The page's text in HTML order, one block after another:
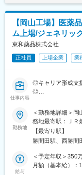
変更の範囲：会社
薬品の承認を取
■業務概要・やり
放射性医薬品の製
せします。
出荷された薬は、
れます。その検査
針の決定に影響
くの方が救われる
入社してから3年
4年目以降は、下
テーション勤務
支給されます。
22:45～7:15・
～4:00・5:45～
【岡山工場】医薬
ム上場/ジェネリッ
東和薬品株式会社
正社員 上場企業 業
仕事内容
◎キャリア形成支
◎
■業務内容：
チームで協力して
粒剤・錠剤・カプ
■業務詳細：
・原料の秤量～
・整形～コーティ
勤務地
＜勤務地詳細＞
務地最寄駅：ＪＲ
禁煙変更の範囲：
【最寄り駅】
勝間田駅、西勝間
給与
＜予定年収＞350
月額（基本給）